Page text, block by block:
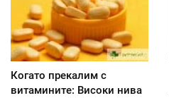
Когато прекалим с
витамините: Високи нива